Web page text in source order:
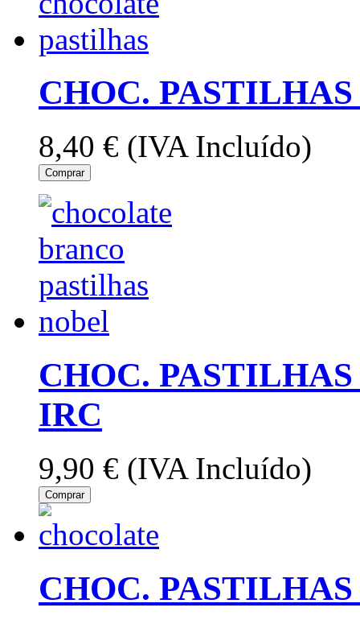
CHOC.
8,40 € (IVA Incluído)
Comprar
CHOC.
IRC
9,90 € (IVA Incluído)
Comprar
CHOC.